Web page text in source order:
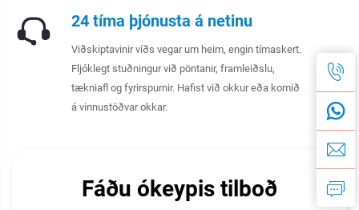
24 tíma þjónusta á netinu
Viðskiptavinir víðs vegar um heim, engin tímaskert.
Fljóklegt stuðningur við pöntanir, framleiðslu,
tækniafl og fyrirspurnir. Hafist við okkur eða komið
á vinnustöðvar okkar.
Fáðu ókeypis tilboð